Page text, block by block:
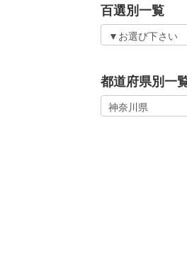
百選別一覧
都道府県別一